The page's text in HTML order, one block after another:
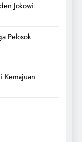
Jokowi:
Pelosok
Kemajuan